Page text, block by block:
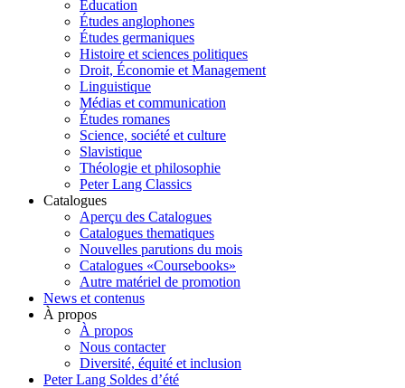
Éducation
Études anglophones
Études germaniques
Histoire et sciences politiques
Droit, Économie et Management
Linguistique
Médias et communication
Études romanes
Science, société et culture
Slavistique
Théologie et philosophie
Peter Lang Classics
Catalogues
Aperçu des Catalogues
Catalogues thematiques
Nouvelles parutions du mois
Catalogues «Coursebooks»
Autre matériel de promotion
News et contenus
À propos
À propos
Nous contacter
Diversité, équité et inclusion
Peter Lang Soldes d’été